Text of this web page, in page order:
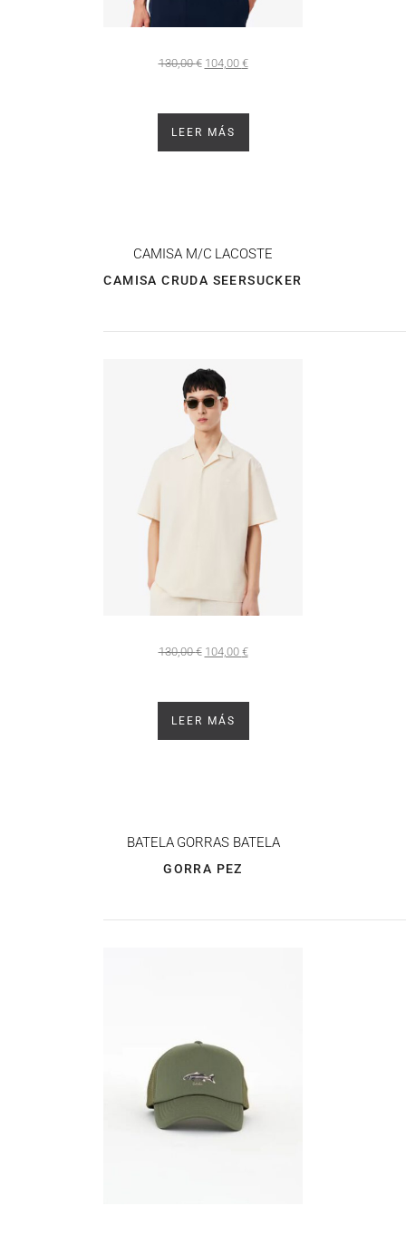
130,00€ 104,00 €
LEER MÁS
CAMISA M/C LACOSTE
CAMISA CRUDA SEERSUCKER
130,00€ 104,00 €
LEER MÁS
BATELA GORRAS BATELA
GORRA PEZ